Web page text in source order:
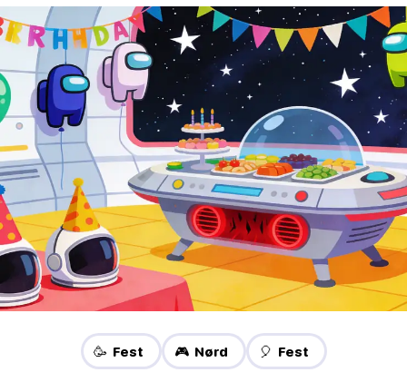
🥳 Fest 🎮 Nørd 🎈 Fest